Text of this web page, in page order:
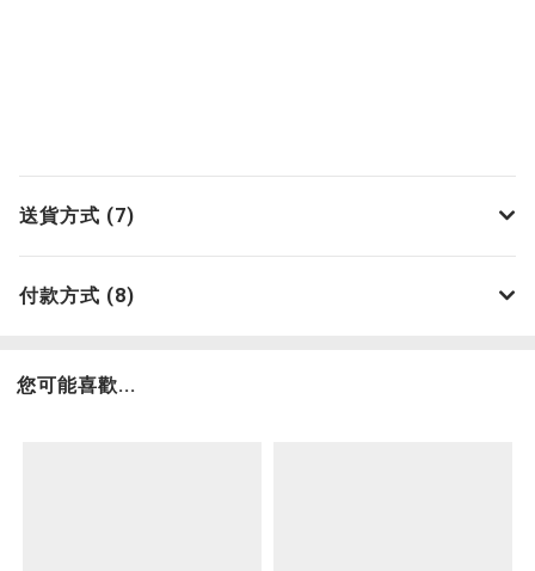
送貨方式 (7)
付款方式 (8)
您可能喜歡...